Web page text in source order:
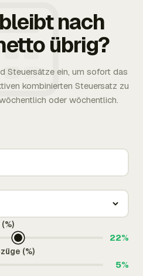
nach
übrig?
Steuersätze ein, um sofort das
kombinierten Steuersatz zu
oder wöchentlich.
22%
(%)
5%